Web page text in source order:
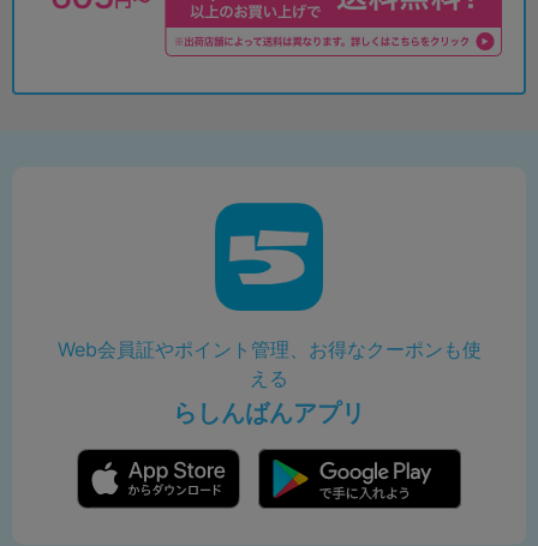
Web会員証やポイント管理、お得なクーポンも使
える
らしんばんアプリ